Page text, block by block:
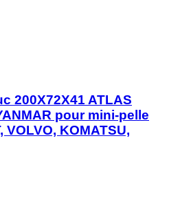
200X72X41 ATLAS
pour mini-pelle
VOLVO, KOMATSU,